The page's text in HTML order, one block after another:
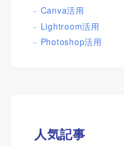
Canva活用
Lightroom活用
Photoshop活用
人気記事